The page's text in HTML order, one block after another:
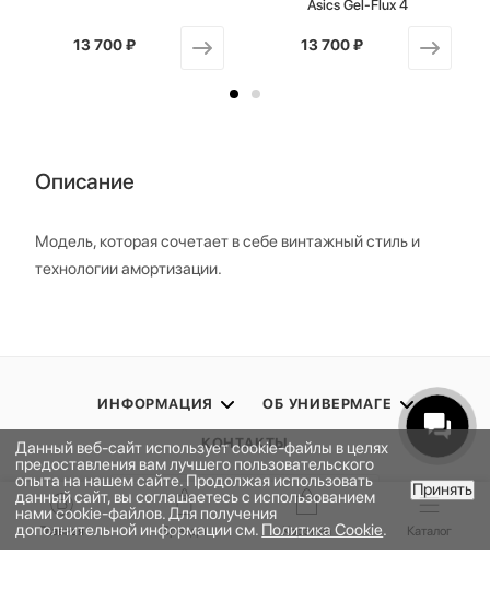
В КОРЗИНУ
от
13 700 ₽
Asics Gel-Flux 4
от
13 700 ₽
Описание
Модель, которая сочетает в себе винтажный стиль и
технологии амортизации.
ИНФОРМАЦИЯ ОБ УНИВЕРМАГЕ
КОНТАКТЫ
ПОДПИСАТЬСЯ НА РАССЫЛКУ
Данный веб-сайт использует cookie-файлы в целях
предоставления вам лучшего пользовательского
опыта на нашем сайте. Продолжая использовать
данный сайт, вы соглашаетесь с использованием
нами cookie-файлов. Для получения
дополнительной информации см. Политика Cookie.
Принять
Главная Бренды Корзина Каталог